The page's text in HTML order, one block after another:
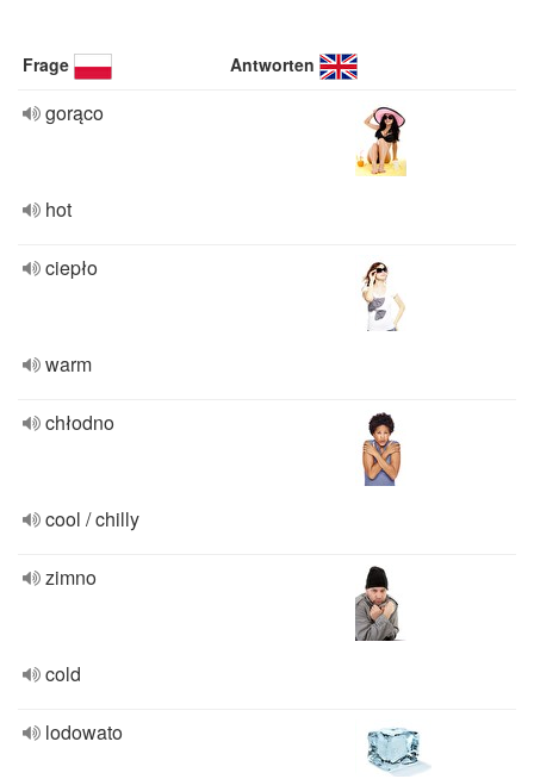
Frage Antworten
gorąco
hot
ciepło
warm
chłodno
cool / chilly
zimno
cold
lodowato